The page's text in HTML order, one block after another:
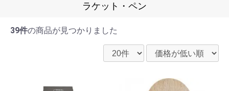
ラケット・ペン
39件の商品が見つかりました